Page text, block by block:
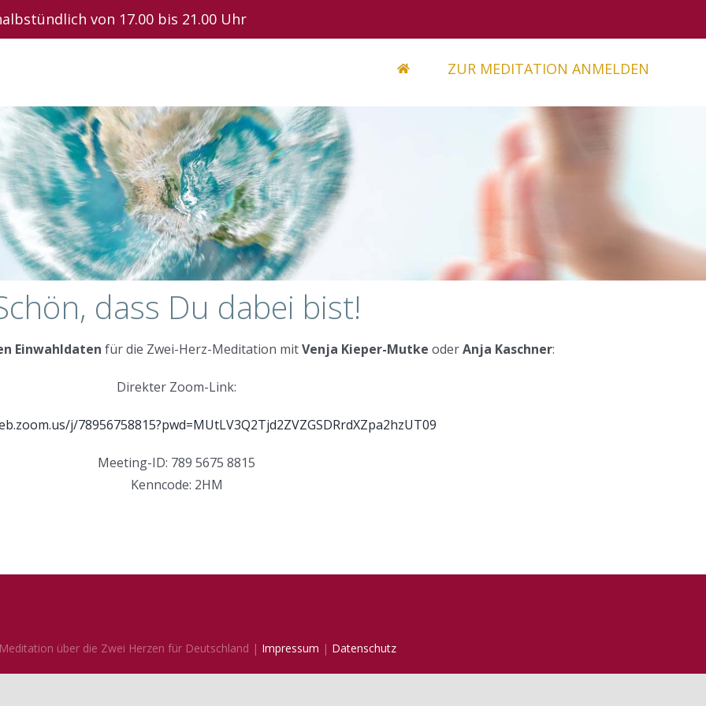
von 17.00 bis 21.00 Uhr
ZUR MEDITATION ANMELDEN
dass Du dabei bist!
Einwahldaten für die Zwei-Herz-Meditation mitVenja Kieper-Mutke oderAnja Kaschner:
Direkter Zoom-Link:
j/78956758815?pwd=MUtLV3Q2Tjd2ZVZGSDRrdXZpa2hzUT09
Meeting-ID: 789 5675 8815
Kenncode: 2HM
über die Zwei Herzen für Deutschland | Impressum | Datenschutz